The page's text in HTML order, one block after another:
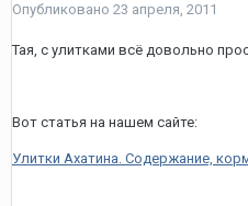
Опубликовано 23 апреля, 2011
Тая, с улитками всё довольно
Вот статья на нашем сайте:
Улитки Ахатина. Содержание,